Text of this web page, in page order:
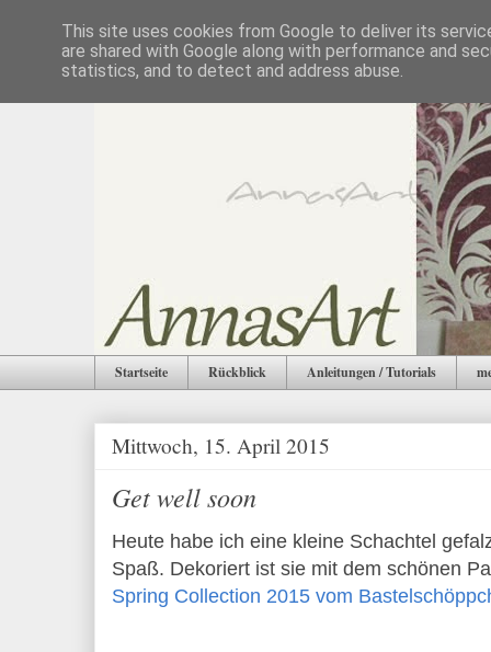
Startseite Rückblick Anleitungen / Tutorials
Mittwoch, 15. April 2015
Get well soon
Heute habe ich eine kleine Schachtel
Spaß. Dekoriert ist sie mit dem schönen
Spring Collection 2015 vom
This site uses cookies from Google to deliver its
are shared with Google along with performance and
statistics, and to detect and address abuse.